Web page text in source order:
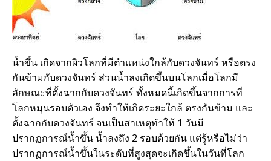
น้ำขึ้น เกิดจากผิวโลกที่มีตำแหน่งใกล้กับดวงจันทร์ หรือตรง
กันข้ามกับดวงจันทร์ ส่วนน้ำลงเกิดขึ้นบนโลกเมื่อโลกมี
ลักษณะที่ตั้งฉากกับดวงจันทร์ ทั้งหมดนี้เกิดขึ้นจากการที่
โลกหมุนรอบตัวเอง จึงทำให้เกิดระยะใกล้ ตรงกันข้าม และ
ตั้งฉากกับดวงจันทร์ จนเป็นสาเหตุทำให้ 1 วันมี
ปรากฏการณ์น้ำขึ้น น้ำลงถึง 2 รอบด้วยกัน แต่รู้หรือไม่ว่า
ปรากฏการณ์น้ำขึ้นในระดับที่สูงสุดจะเกิดขึ้นในวันที่โลก